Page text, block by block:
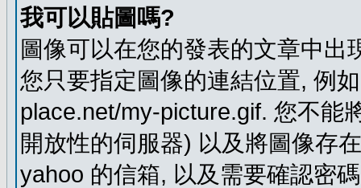
我可以貼圖嗎?
圖像可以在您的發表的文章中
您只要指定圖像的連結位置, 例
place.net/my-picture.gif. 您不能
開放性的伺服器) 以及將圖像存
yahoo 的信箱, 以及需要確認密